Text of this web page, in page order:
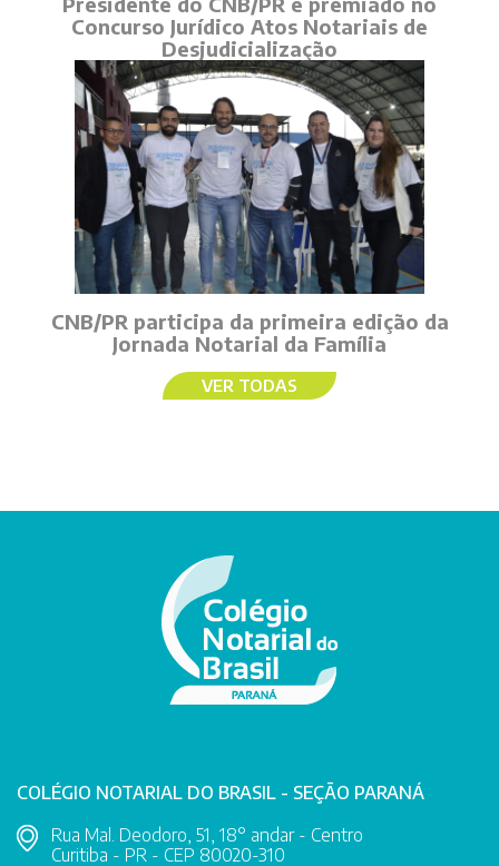
Concurso Jurídico Atos Notariais de
Desjudicialização
CNB/PR participa da primeira edição da
Jornada Notarial da Família
VER TODAS
COLÉGIO NOTARIAL DO BRASIL - SEÇÃO PARANÁ
Rua Mal. Deodoro, 51, 18° andar - Centro
Curitiba - PR - CEP 80020-310